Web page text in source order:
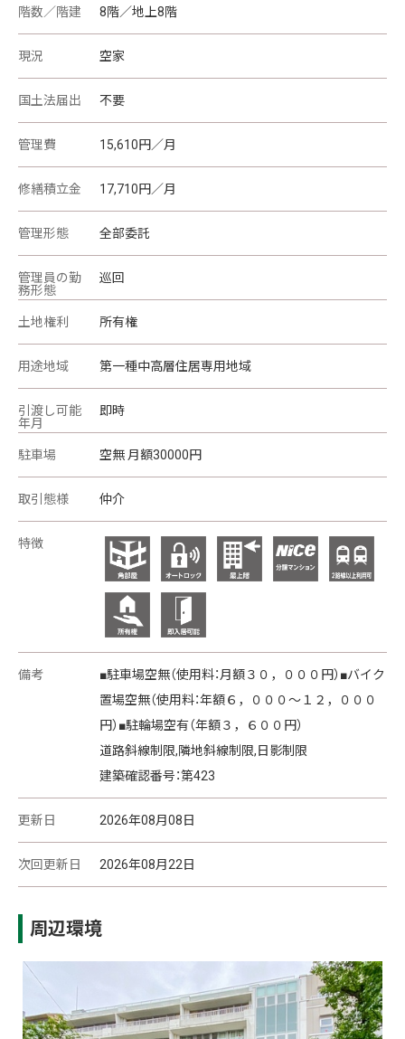
階数／階建 8階／地上8階
現況 空家
国土法届出 不要
管理費 15,610円／月
修繕積立金 17,710円／月
管理形態 全部委託
管理員の勤
務形態
巡回
土地権利 所有権
用途地域 第一種中高層住居専用地域
引渡し可能
年月
即時
駐車場 空無 月額30000円
取引態様 仲介
特徴
備考
■駐車場空無（使用料：月額３０，０００円）■バイク
置場空無（使用料：年額６，０００～１２，０００
円）■駐輪場空有（年額３，６００円）
道路斜線制限,隣地斜線制限,日影制限
建築確認番号：第423
更新日 2026年08月08日
次回更新日 2026年08月22日
周辺環境